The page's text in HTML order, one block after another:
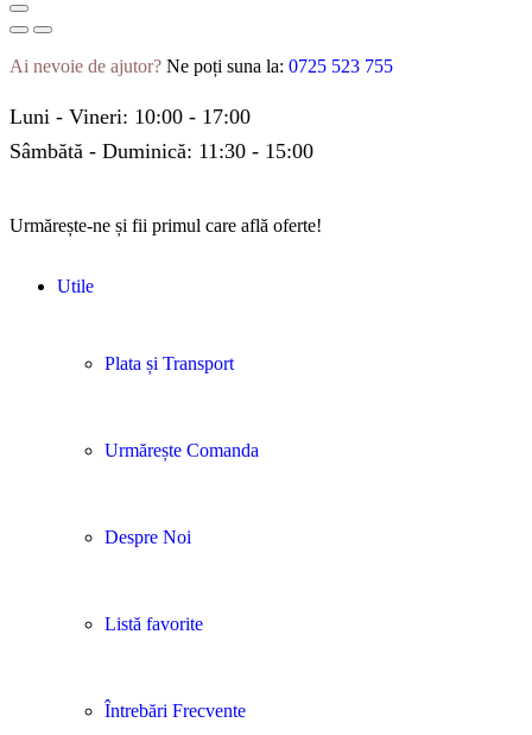
Ai nevoie de ajutor? Ne poți suna la: 0725 523 755
Luni - Vineri: 10:00 - 17:00
Sâmbătă - Duminică: 11:30 - 15:00
Urmărește-ne și fii primul care află oferte!
Utile
Plata și Transport
Urmărește Comanda
Despre Noi
Listă favorite
Întrebări Frecvente